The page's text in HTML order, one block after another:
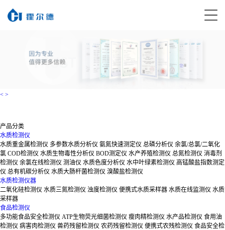
< >
产品分类
水质检测仪
水质重金属检测仪 多参数水质分析仪 氨氮快速测定仪 总磷分析仪 余氯/总氯/二氧化
氯 COD检测仪 水质生物毒性分析仪 BOD测定仪 水产养殖检测仪 总氮检测仪 消毒剂
检测仪 余氯在线检测仪 测油仪 水质色度分析仪 水中叶绿素检测仪 高锰酸盐指数测定
仪 总有机碳分析仪 水质大肠杆菌检测仪 溴酸盐检测仪
水质检测仪器
二氧化硅检测仪 水质三氮检测仪 浊度检测仪 便携式水质采样器 水质在线监测仪 水质
采样器
食品检测仪
多功能食品安全检测仪 ATP生物荧光细菌检测仪 瘦肉精检测仪 水产品检测仪 食用油
检测仪 病害肉检测仪 兽药残留检测仪 农药残留检测仪 便携式农残检测仪 食品安全检